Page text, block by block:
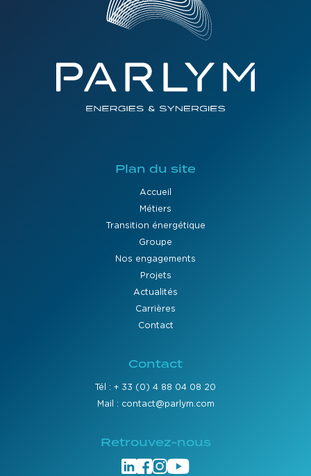
Plan du site
Accueil
Métiers
Transition énergétique
Groupe
Nos engagements
Projets
Actualités
Carrières
Contact
Contact
Tél : + 33 (0) 4 88 04 08 20
Mail : contact@parlym.com
Retrouvez-nous